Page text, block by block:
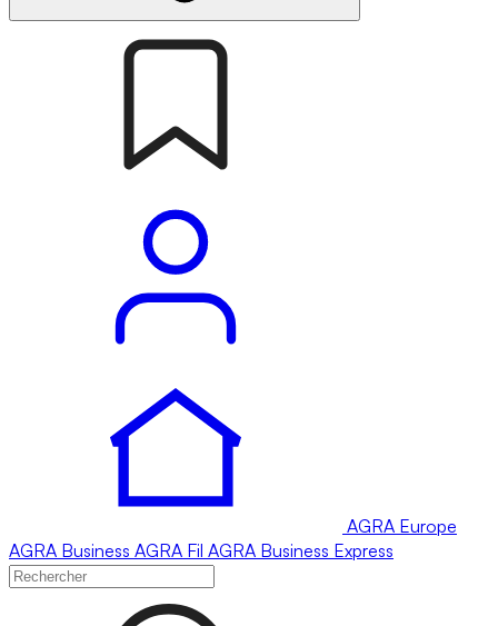
AGRA Europe
AGRA Business AGRA Fil AGRA Business Express